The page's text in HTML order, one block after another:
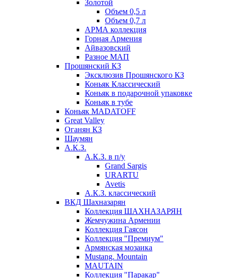
Золотой
Объем 0,5 л
Объем 0,7 л
АРМА коллекция
Горная Армения
Айвазовский
Разное МАП
Прошянский КЗ
Эксклюзив Прошянского КЗ
Коньяк Классический
Коньяк в подарочной упаковке
Коньяк в тубе
Коньяк MADATOFF
Great Valley
Оганян КЗ
Шаумян
А.К.З.
А.К.З. в п/у
Grand Sargis
URARTU
Avetis
А.К.З. классический
ВКД Шахназарян
Коллекция ШАХНАЗАРЯН
Жемчужина Армении
Коллекция Гаясон
Коллекция "Премиум"
Армянская мозаика
Mustang. Mountain
MAUTAIN
Коллекция "Паракар"